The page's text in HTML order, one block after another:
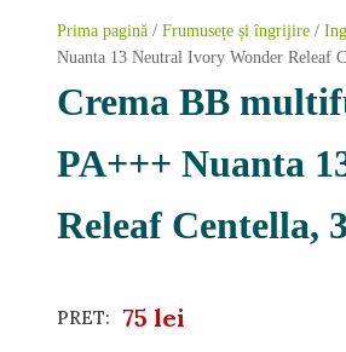
Prima pagină / Frumusețe și îngrijire /
Nuanta 13 Neutral Ivory Wonder Releaf
Crema BB
PA+++ Nuanta
Releaf Centella,
PRET: 75 lei